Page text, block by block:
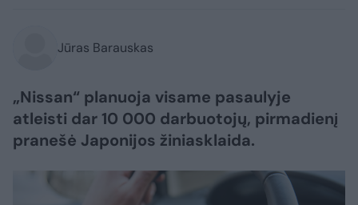
Jūras Barauskas
„Nissan“ planuoja visame pasaulyje
atleisti dar 10 000 darbuotojų, pirmadienį
pranešė Japonijos žiniasklaida.